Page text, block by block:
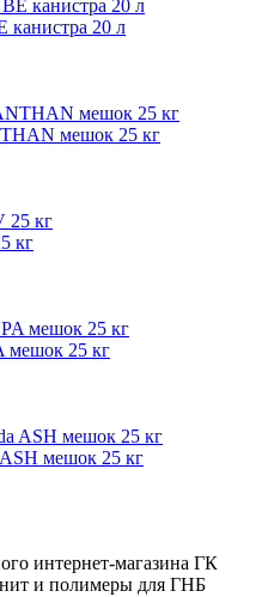
канистра 20 л
мешок 25 кг
кг
мешок 25 кг
мешок 25 кг
интернет-магазина ГК
и полимеры для ГНБ